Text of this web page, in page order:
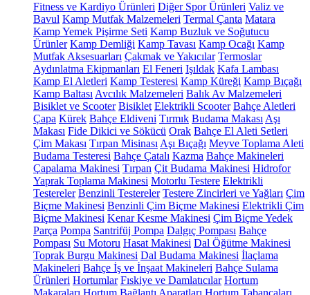
Fitness ve Kardiyo Ürünleri Diğer Spor Ürünleri Valiz ve
Bavul Kamp Mutfak Malzemeleri Termal Çanta Matara
Kamp Yemek Pişirme Seti Kamp Buzluk ve Soğutucu
Ürünler Kamp Demliği Kamp Tavası Kamp Ocağı Kamp
Mutfak Aksesuarları Çakmak ve Yakıcılar Termoslar
Aydınlatma Ekipmanları El Feneri Işıldak Kafa Lambası
Kamp El Aletleri Kamp Testeresi Kamp Küreği Kamp Bıçağı
Kamp Baltası Avcılık Malzemeleri Balık Av Malzemeleri
Bisiklet ve Scooter Bisiklet Elektrikli Scooter Bahçe Aletleri
Çapa Kürek Bahçe Eldiveni Tırmık Budama Makası Aşı
Makası Fide Dikici ve Sökücü Orak Bahçe El Aleti Setleri
Çim Makası Tırpan Misinası Aşı Bıçağı Meyve Toplama Aleti
Budama Testeresi Bahçe Çatalı Kazma Bahçe Makineleri
Çapalama Makinesi Tırpan Çit Budama Makinesi Hidrofor
Yaprak Toplama Makinesi Motorlu Testere Elektrikli
Testereler Benzinli Testereler Testere Zincirleri ve Yağları Çim
Biçme Makinesi Benzinli Çim Biçme Makinesi Elektrikli Çim
Biçme Makinesi Kenar Kesme Makinesi Çim Biçme Yedek
Parça Pompa Santrifüj Pompa Dalgıç Pompası Bahçe
Pompası Su Motoru Hasat Makinesi Dal Öğütme Makinesi
Toprak Burgu Makinesi Dal Budama Makinesi İlaçlama
Makineleri Bahçe İş ve İnşaat Makineleri Bahçe Sulama
Ürünleri Hortumlar Fıskiye ve Damlatıcılar Hortum
Makaraları Hortum Bağlantı Aparatları Hortum Tabancaları